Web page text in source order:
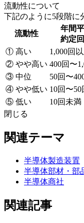
流動性について
下記のように5段階に
流動性
年間
約定
① 高い
1,000回
② やや高い 400回〜
③ 中位
50回〜
④ やや低い 10回〜50
⑤ 低い
10回未満
閉じる
関連テーマ
半導体製造装置
半導体部材・部
半導体商社
関連記事